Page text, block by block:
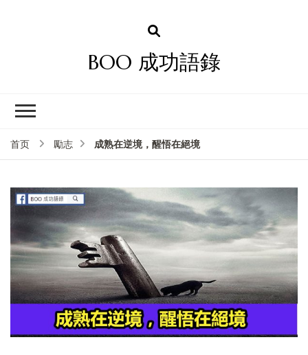
BOO 成功語錄
首页 勵志 成熟在逆境，醒悟在絕境